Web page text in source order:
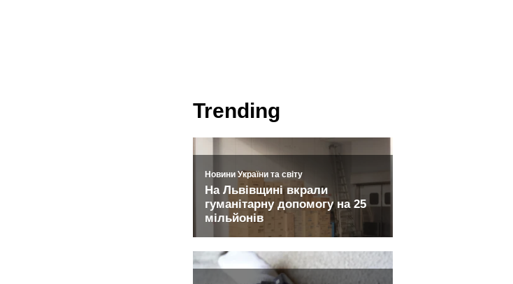
Trending